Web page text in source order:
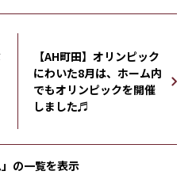
【AH町田】オリンピック
にわいた8月は、ホーム内
でもオリンピックを開催
しました♬
」の一覧を表示